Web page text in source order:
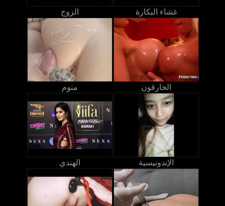
الزوج غشاء البكارة
منوم الخارقون
الهندي الإندونيسية